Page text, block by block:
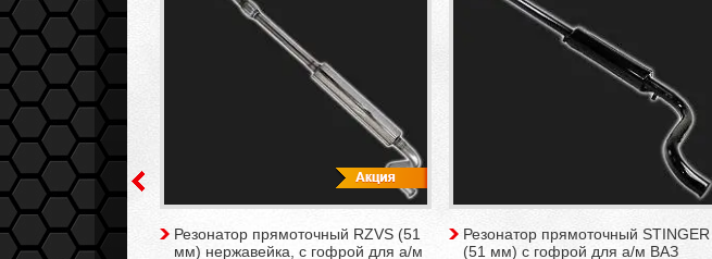
датчика
Резонатор прямоточный RZVS (51
мм) нержавейка, с гофрой для а/м
Резонатор прямоточный STINGER
(51 мм) с гофрой для а/м ВАЗ